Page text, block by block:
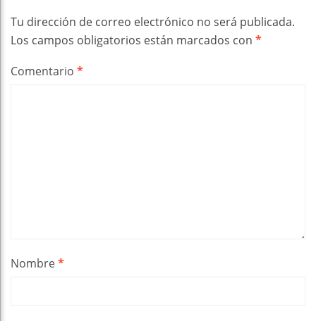
Tu dirección de correo electrónico no será publicada.
Los campos obligatorios están marcados con *
Comentario *
Nombre*